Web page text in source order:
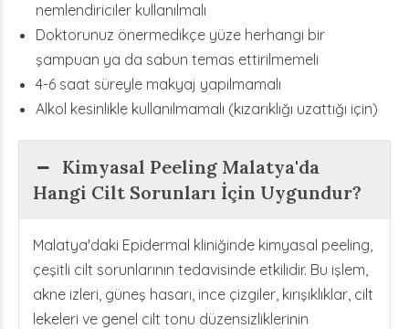
nemlendiriciler kullanılmalı
Doktorunuz önermedikçe yüze herhangi bir
şampuan ya da sabun temas ettirilmemeli
4-6 saat süreyle makyaj yapılmamalı
Alkol kesinlikle kullanılmamalı (kızarıklığı uzattığı için)
Kimyasal Peeling Malatya'da
Hangi Cilt Sorunları İçin Uygundur?
Malatya'daki Epidermal kliniğinde kimyasal peeling,
çeşitli cilt sorunlarının tedavisinde etkilidir. Bu işlem,
akne izleri, güneş hasarı, ince çizgiler, kırışıklıklar, cilt
lekeleri ve genel cilt tonu düzensizliklerinin